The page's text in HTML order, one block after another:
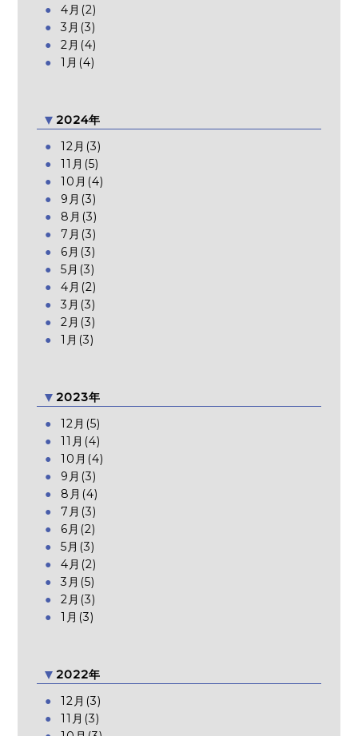
4月(2)
3月(3)
2月(4)
1月(4)
2024年
12月(3)
11月(5)
10月(4)
9月(3)
8月(3)
7月(3)
6月(3)
5月(3)
4月(2)
3月(3)
2月(3)
1月(3)
2023年
12月(5)
11月(4)
10月(4)
9月(3)
8月(4)
7月(3)
6月(2)
5月(3)
4月(2)
3月(5)
2月(3)
1月(3)
2022年
12月(3)
11月(3)